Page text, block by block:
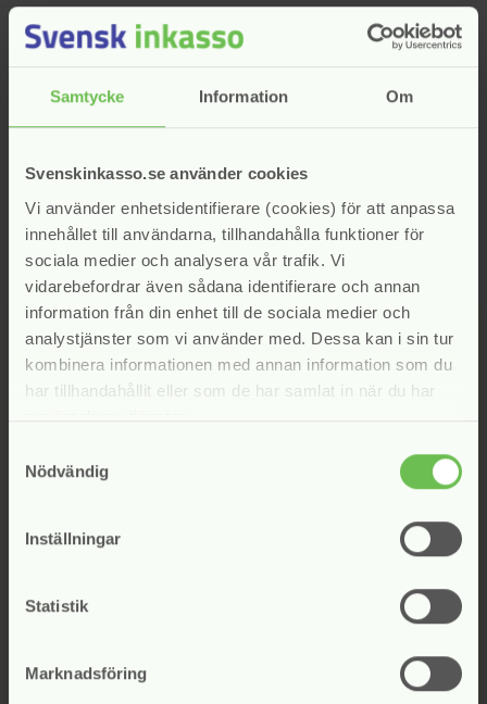
Samtycke Information Om
Svenskinkasso.se använder cookies
Vi använder enhetsidentifierare (cookies) för att anpassa
innehållet till användarna, tillhandahålla funktioner för
sociala medier och analysera vår trafik. Vi
vidarebefordrar även sådana identifierare och annan
information från din enhet till de sociala medier och
analystjänster som vi använder med. Dessa kan i sin tur
kombinera informationen med annan information som du
har tillhandahållit eller som de har samlat in när du har
Nödvändig
Inställningar
Statistik
Marknadsföring
Inkassonämnden anser att Sveas handläggning av ärendet
har varit förenlig med god etik i inkassoverksamhet.
Med detta uttalande avslutar nämnden handläggningen av
ärendet.
Uväng, Per Holmgren och Charlotte Strandberg
Kategori: Inkassokrav,Inkassonämnden
Alla svenska företag som bedriver